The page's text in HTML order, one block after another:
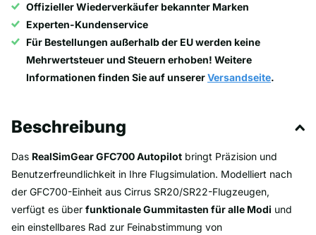
Offizieller Wiederverkäufer bekannter Marken
Experten-Kundenservice
Für Bestellungen außerhalb der EU werden keine
Mehrwertsteuer und Steuern erhoben! Weitere
Informationen finden Sie auf unsererVersandseite.
Beschreibung
Das RealSimGear GFC700 Autopilot bringt Präzision und
Benutzerfreundlichkeit in Ihre Flugsimulation. Modelliert nach
der GFC700-Einheit aus Cirrus SR20/SR22-Flugzeugen,
verfügt es über funktionale Gummitasten für alle Modi und
ein einstellbares Rad zur Feinabstimmung von